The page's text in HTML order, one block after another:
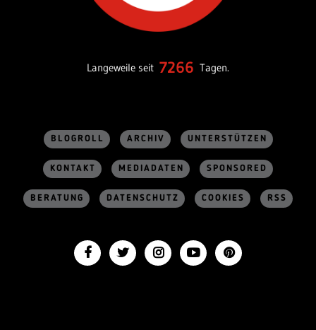
Langeweile seit 7266 Tagen.
BLOGROLL ARCHIV UNTERSTÜTZEN
KONTAKT MEDIADATEN SPONSORED
BERATUNG DATENSCHUTZ COOKIES RSS